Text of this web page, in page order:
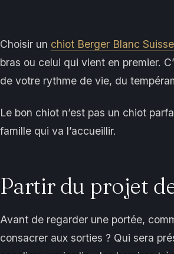
Choisir un chiot Berger Blanc Suisse
bras ou celui qui vient en premier.
de votre rythme de vie, du
Le bon chiot n’est pas un chiot
famille qui va l’accueillir.
Partir du projet
Avant de regarder une portée,
consacrer aux sorties ? Qui sera